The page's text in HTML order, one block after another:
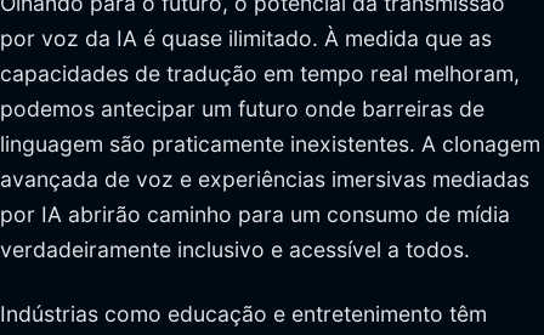
por voz da IA é quase ilimitado. À medida que as
capacidades de tradução em tempo real melhoram,
podemos antecipar um futuro onde barreiras de
linguagem são praticamente inexistentes. A clonagem
avançada de voz e experiências imersivas mediadas
por IA abrirão caminho para um consumo de mídia
verdadeiramente inclusivo e acessível a todos.
Indústrias como educação e entretenimento têm